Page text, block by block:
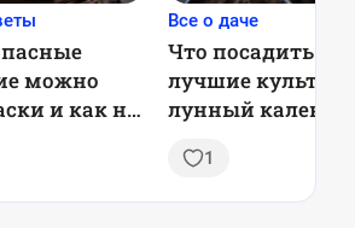
можно
и как не
Все о даче
Что посадить в
лучшие
лунный
1